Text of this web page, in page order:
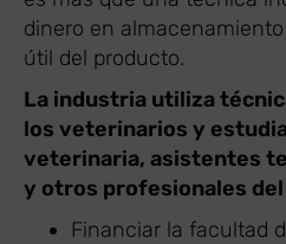
dinero en
útil del producto.
La industria utiliza
los veterinarios y
veterinaria, asistentes
y otros profesionales del
Financiar la facultad